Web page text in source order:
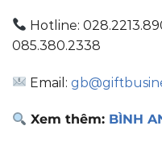
Hotline:
085.380.2338
Email:
Xem thêm: BÌNH